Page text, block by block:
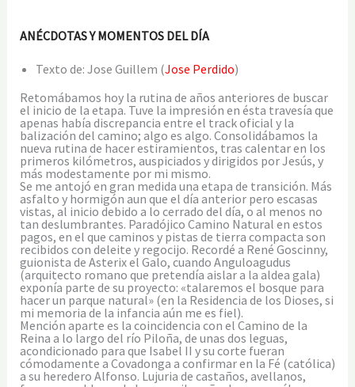
ANÉCDOTAS Y MOMENTOS DEL DÍA
Texto de: Jose Guillem (Jose Perdido)
Retomábamos hoy la rutina de años anteriores de buscar
el inicio de la etapa. Tuve la impresión en ésta travesía que
apenas había discrepancia entre el track oficial y la
balización del camino; algo es algo. Consolidábamos la
nueva rutina de hacer estiramientos, tras calentar en los
primeros kilómetros, auspiciados y dirigidos por Jesús, y
más modestamente por mi mismo.
Se me antojó en gran medida una etapa de transición. Más
asfalto y hormigón aun que el día anterior pero escasas
vistas, al inicio debido a lo cerrado del día, o al menos no
tan deslumbrantes. Paradójico Camino Natural en estos
pagos, en el que caminos y pistas de tierra compacta son
recibidos con deleite y regocijo. Recordé a René Goscinny,
guionista de Asterix el Galo, cuando Anguloagudus
(arquitecto romano que pretendía aislar a la aldea gala)
exponía parte de su proyecto: «talaremos el bosque para
hacer un parque natural» (en la Residencia de los Dioses, si
mi memoria de la infancia aún me es fiel).
Mención aparte es la coincidencia con el Camino de la
Reina a lo largo del río Piloña, de unas dos leguas,
acondicionado para que Isabel II y su corte fueran
cómodamente a Covadonga a confirmar en la Fé (católica)
a su heredero Alfonso. Lujuria de castaños, avellanos,